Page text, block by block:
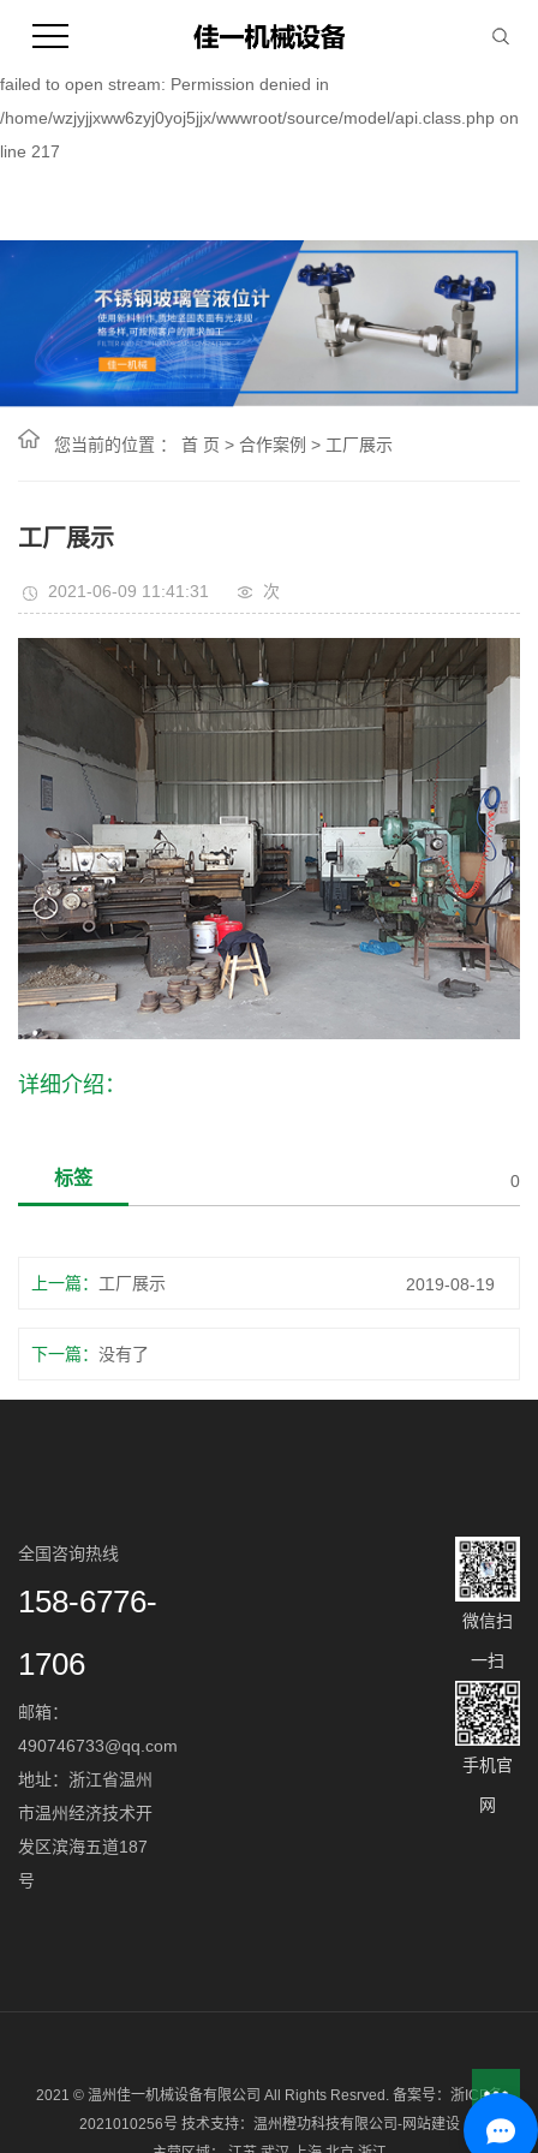
file_put_contents(/home/wzjyjjxww6zyj0yoj5jjx/wwwroot/source/
failed to open stream: Permission denied in
/home/wzjyjjxww6zyj0yoj5jjx/wwwroot/source/model/api.class.php on
line 217
您当前的位置 ： 首 页 > 合作案例 > 工厂展示
工厂展示
2021-06-09 11:41:31 次
详细介绍：
标签 0
上一篇： 工厂展示 2019-08-19
下一篇： 没有了
全国咨询热线
158-6776-
1706
邮箱：
490746733@qq.com
地址：浙江省温州
市温州经济技术开
发区滨海五道187
号
微信扫
一扫
手机官
网
2021 © 温州佳一机械设备有限公司 All Rights Resrved. 备案号： 浙ICP备
2021010256号 技术支持： 温州橙功科技有限公司-网站建设